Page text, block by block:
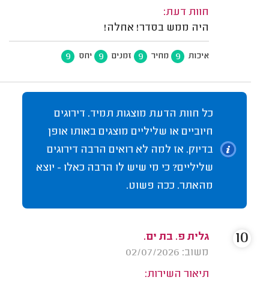
חוות דעת:
היה ממש בסדר! אחלה!
איכות 9 מחיר 9 זמנים 9 יחס 9
כל חוות הדעת מוצגות תמיד. דירוגים
חיוביים או שליליים מוצגים באותו אופן
בדיוק. אז למה לא רואים הרבה דירוגים
שליליים? כי מי שיש לו הרבה כאלו - יוצא
מהאתר. ככה פשוט.
גלית פ. בת ים.
משוב: 02/07/2026
תיאור השירות:
10